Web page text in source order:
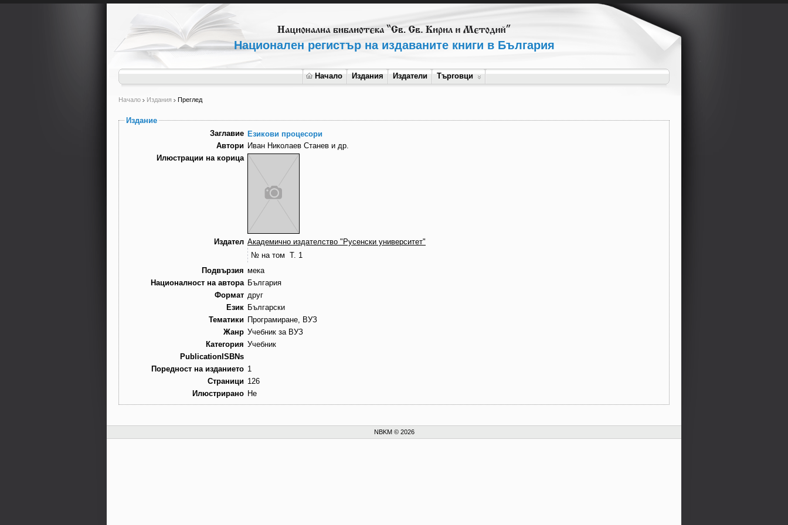
Национален регистър на издаваните книги в България
Начало Издания Издатели Търговци
Начало Издания Преглед
Издание
Заглавие Езикови процесори
Автори Иван Николаев Станев и др.
Илюстрации на корица
Издател Академично издателство "Русенски университет"
№ на том Т. 1
Подвързия мека
Националност на автора България
Формат друг
Език Български
Тематики Програмиране, ВУЗ
Жанр Учебник за ВУЗ
Категория Учебник
PublicationISBNs
Поредност на изданието 1
Страници 126
Илюстрирано Не
NBKM © 2026